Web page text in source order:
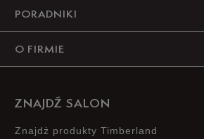
PORADNIKI
O FIRMIE
ZNAJDŹ SALON
Znajdż produkty Timberland